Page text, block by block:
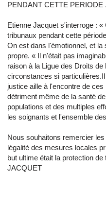
PENDANT CETTE PERIODE
Etienne Jacquet s'interroge :
tribunaux pendant cette
On est dans l'émotionnel, et
propre. « Il n'était pas
raison à la Ligue des Droits
circonstances si
justice aille à l'encontre de
détriment même de la santé
populations et des multiples
les soignants et l'ensemble
Nous souhaitons remercier
légalité des mesures locales
but ultime était la protection
JACQUET